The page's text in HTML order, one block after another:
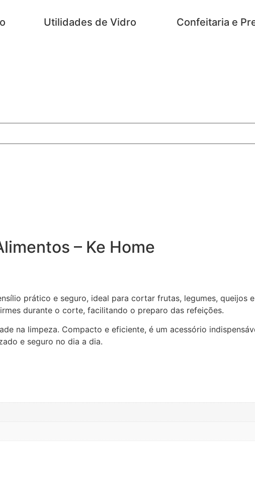
Utilidades de Vidro Confeitaria e
– Ke Home
prático e seguro, ideal para cortar frutas, legumes, queijos
durante o corte, facilitando o preparo das refeições.
na limpeza. Compacto e eficiente, é um acessório
e seguro no dia a dia.